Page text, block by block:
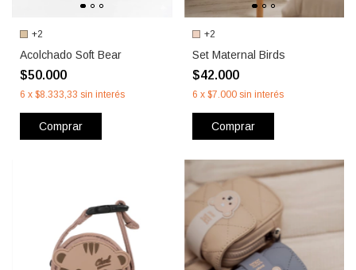
+2
Acolchado Soft Bear
$50.000
6 x $8.333,33 sin interés
Comprar
+2
Set Maternal Birds
$42.000
6 x $7.000 sin interés
Comprar